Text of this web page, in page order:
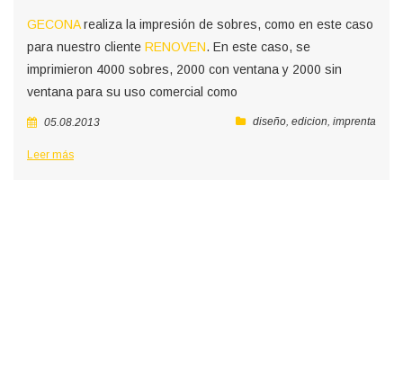
GECONArealiza la impresión de sobres, como en este caso
para nuestro cliente RENOVEN. En este caso, se
imprimieron 4000 sobres, 2000 con ventana y 2000 sin
ventana para su uso comercial como
05.08.2013 diseño, edicion, imprenta
Leer más